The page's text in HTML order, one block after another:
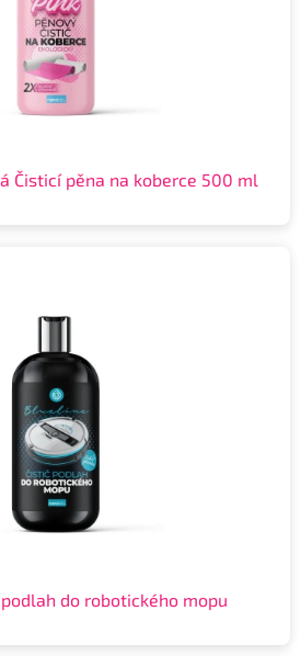
Čisticí pěna na koberce 500 ml
do robotického mopu